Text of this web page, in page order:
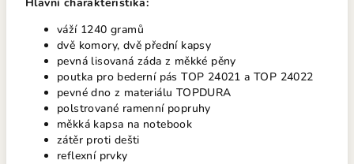
váží 1240 gramů
dvě komory, dvě přední kapsy
pevná lisovaná záda z měkké pěny
poutka pro bederní pás TOP 24021 a TOP 24022
pevné dno z materiálu TOPDURA
polstrované ramenní popruhy
měkká kapsa na notebook
zátěr proti dešti
reflexní prvky